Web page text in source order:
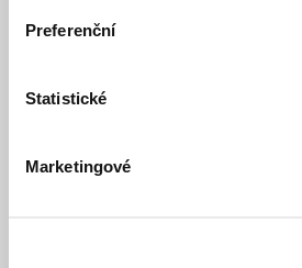
Preferenční
Statistické
Marketingové